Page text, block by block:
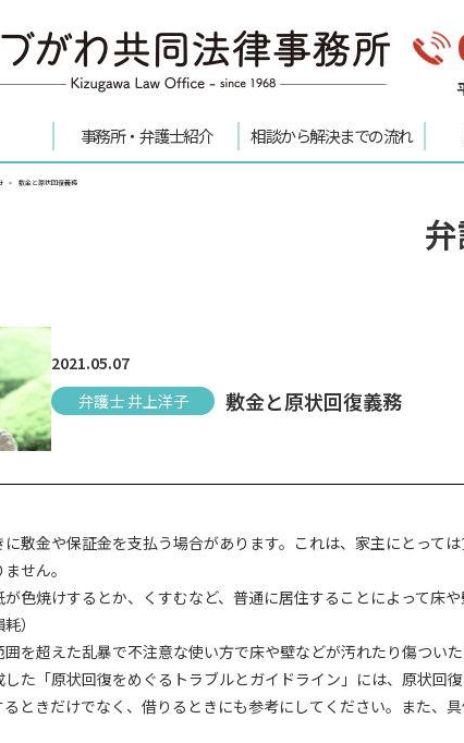
事務所・弁護士紹介 相談から解決までの流れ
敷金と原状回復義務
2021.05.07
弁護士 井上洋子
敷金と原状回復義務
敷金や保証金を支払う場合があります。これは、家主にとって
せん。
色焼けするとか、くすむなど、普通に居住することによって床
耗）
を超えた乱暴で不注意な使い方で床や壁などが汚れたり傷つい
た「原状回復をめぐるトラブルとガイドライン」には、原状回
ときだけでなく、借りるときにも参考にしてください。また、